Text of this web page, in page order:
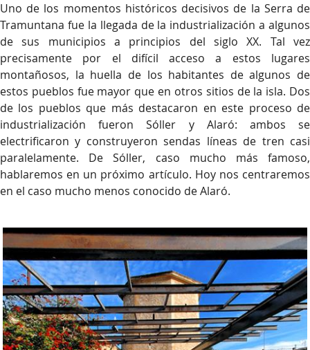
Uno de los momentos históricos decisivos de la Serra de
Tramuntana fue la llegada de la industrialización a algunos
de sus municipios a principios del siglo XX. Tal vez
precisamente por el difícil acceso a estos lugares
montañosos, la huella de los habitantes de algunos de
estos pueblos fue mayor que en otros sitios de la isla. Dos
de los pueblos que más destacaron en este proceso de
industrialización fueron Sóller y Alaró: ambos se
electrificaron y construyeron sendas líneas de tren casi
paralelamente. De Sóller, caso mucho más famoso,
hablaremos en un próximo artículo. Hoy nos centraremos
en el caso mucho menos conocido de Alaró.